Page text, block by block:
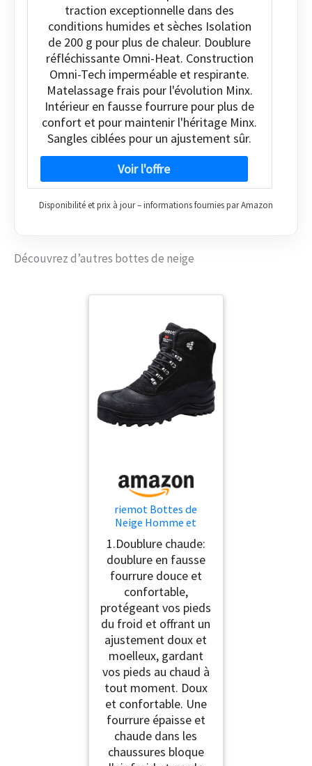
traction exceptionnelle dans des
conditions humides et sèches Isolation
de 200 g pour plus de chaleur. Doublure
réfléchissante Omni-Heat. Construction
Omni-Tech imperméable et respirante.
Matelassage frais pour l'évolution Minx.
Intérieur en fausse fourrure pour plus de
confort et pour maintenir l'héritage Minx.
Sangles ciblées pour un ajustement sûr.
Disponibilité et prix à jour – informations fournies par Amazon
Découvrez d’autres bottes de neige
riemot Bottes de
Neige Homme et
Femme, Bottes de
Randonnée Hiver
Neige Imperméable y
Antidérapant
Chaussures de
Trekking Outdoor
Confortable Chaudes
Boots de Marche, Noir
42 EU
1.Doublure chaude:
doublure en fausse
fourrure douce et
confortable,
protégeant vos pieds
du froid et offrant un
ajustement doux et
moelleux, gardant
vos pieds au chaud à
tout moment. Doux
et confortable. Une
fourrure épaisse et
chaude dans les
chaussures bloque